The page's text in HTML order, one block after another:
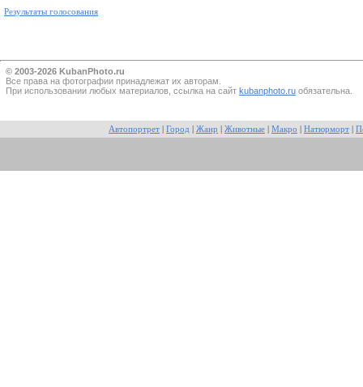
Результаты голосования
© 2003-2026 KubanPhoto.ru
Все прaва на фотографии принадлежат их авторам.
При использовании любых материалов, ссылка на сайт kubanphoto.ru обязательна.
Автопортрет Город Жанр Животные Макро Натюрморт